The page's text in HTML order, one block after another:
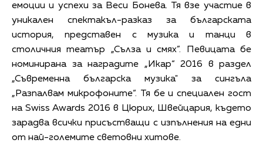
емоции и успехи за Веси Бонева. Тя взе участие в
уникален спектакъл-разказ за българската
история, представен с музика и танци в
столичния театър „Сълза и смях”. Певицата бе
номинирана за наградите „Икар“ 2016 в раздел
„Съвременна българска музика" за сингъла
„Разпалвам микрофоните“. Тя бе и специален гост
на Swiss Awards 2016 в Цюрих, Швейцария, където
зарадва всички присъстващи с изпълнения на едни
от най-големите световни хитове.